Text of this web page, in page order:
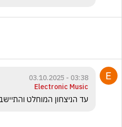
03:38 - 03.10.2025
Electronic Music
עד הניצחון המוחלט